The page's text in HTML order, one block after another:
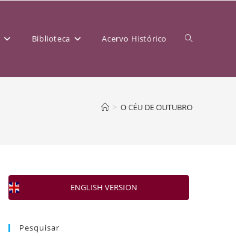
Biblioteca Acervo Histórico
> O CÉU DE OUTUBRO
ENGLISH VERSION
Pesquisar